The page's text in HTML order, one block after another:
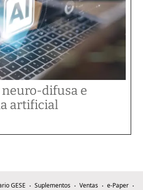
difusa e
artificial
GESE Suplementos Ventas
e-Paper